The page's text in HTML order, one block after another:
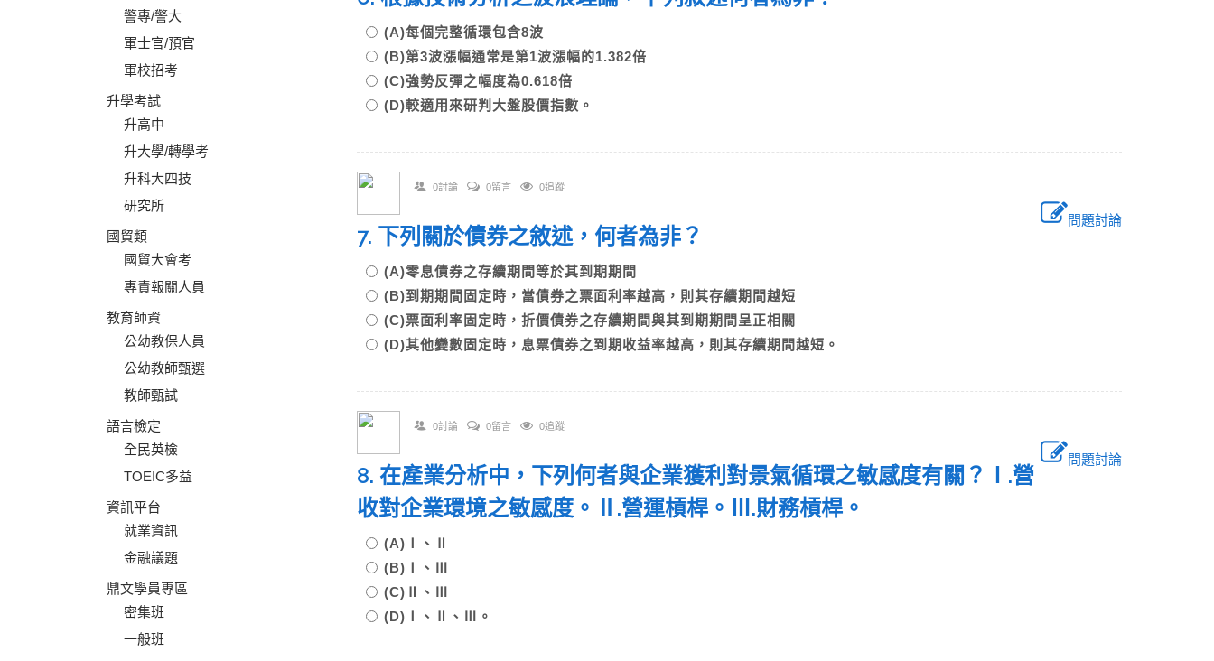
警專/警大
軍士官/預官
軍校招考
升學考試
升高中
升大學/轉學考
升科大四技
研究所
國貿類
國貿大會考
專責報關人員
教育師資
公幼教保人員
公幼教師甄選
教師甄試
語言檢定
全民英檢
TOEIC多益
資訊平台
就業資訊
金融議題
鼎文學員專區
密集班
一般班
(A)每個完整循環包含8波
(B)第3波漲幅通常是第1波漲幅的1.382倍
(C)強勢反彈之幅度為0.618倍
(D)較適用來研判大盤股價指數。
0討論 0留言 0追蹤
問題討論
7. 下列關於債券之敘述，何者為非？
(A)零息債券之存續期間等於其到期期間
(B)到期期間固定時，當債券之票面利率越高，則其存續期間越短
(C)票面利率固定時，折價債券之存續期間與其到期期間呈正相關
(D)其他變數固定時，息票債券之到期收益率越高，則其存續期間越短。
0討論 0留言 0追蹤
問題討論
8. 在產業分析中，下列何者與企業獲利對景氣循環之敏感度有關？Ⅰ.營
收對企業環境之敏感度。Ⅱ.營運槓桿。Ⅲ.財務槓桿。
(A)Ⅰ、Ⅱ
(B)Ⅰ、Ⅲ
(C)Ⅱ、Ⅲ
(D)Ⅰ、Ⅱ、Ⅲ。